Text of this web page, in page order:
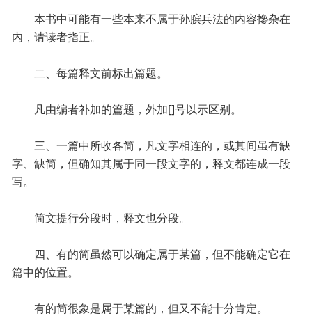
本书中可能有一些本来不属于孙膑兵法的内容搀杂在
内，请读者指正。
二、每篇释文前标出篇题。
凡由编者补加的篇题，外加[]号以示区别。
三、一篇中所收各简，凡文字相连的，或其间虽有缺
字、缺简，但确知其属于同一段文字的，释文都连成一段
写。
简文提行分段时，释文也分段。
四、有的简虽然可以确定属于某篇，但不能确定它在
篇中的位置。
有的简很象是属于某篇的，但又不能十分肯定。